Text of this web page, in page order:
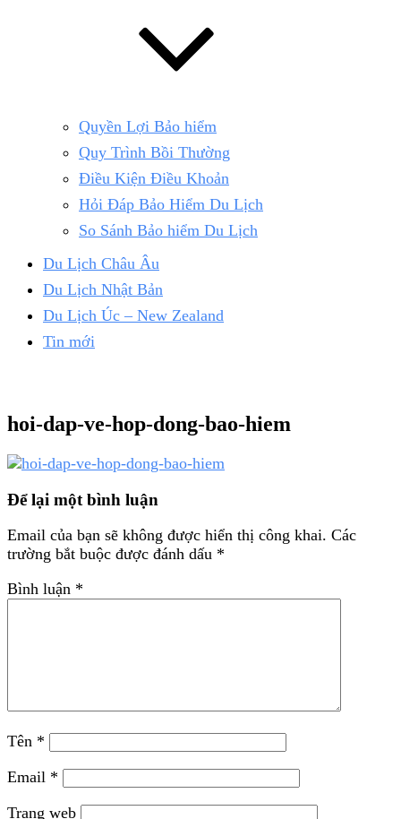
Quyền Lợi Bảo hiểm
Quy Trình Bồi Thường
Điều Kiện Điều Khoản
Hỏi Đáp Bảo Hiểm Du Lịch
So Sánh Bảo hiểm Du Lịch
Du Lịch Châu Âu
Du Lịch Nhật Bản
Du Lịch Úc – New Zealand
Tin mới
hoi-dap-ve-hop-dong-bao-hiem
Để lại một bình luận
Email của bạn sẽ không được hiển thị công khai. Các
trường bắt buộc được đánh dấu *
Bình luận *
Tên *
Email *
Trang web